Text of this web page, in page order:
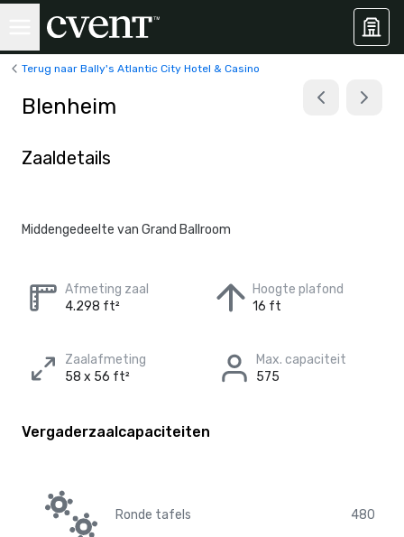
Terug naar Bally's Atlantic City Hotel & Casino
Blenheim
Zaaldetails
Middengedeelte van Grand Ballroom
Afmeting zaal
4.298 ft²
Hoogte plafond
16 ft
Zaalafmeting
58 x 56 ft²
Max. capaciteit
575
Vergaderzaalcapaciteiten
Ronde tafels 480